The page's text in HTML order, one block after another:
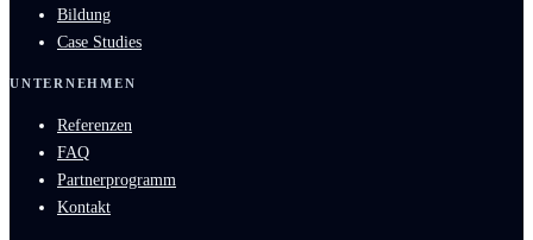
Bildung
Case Studies
UNTERNEHMEN
Referenzen
FAQ
Partnerprogramm
Kontakt